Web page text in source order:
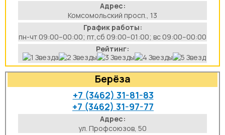
Адрес:
Комсомольский просп., 13
График работы:
пн-чт 09:00–00:00; пт,сб 09:00–01:00; вс 09:00–00:00
Рейтинг:
Берёза
+7 (3462) 31-81-83
+7 (3462) 31-97-77
Адрес:
ул. Профсоюзов, 50